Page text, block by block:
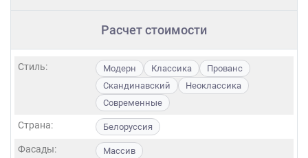
Расчет стоимости
Стиль: Модерн Классика
Прованс
Скандинавский
Неоклассика
Современные
Страна: Белоруссия
Фасады: Массив